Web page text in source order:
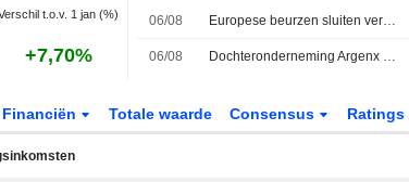
t.o.v. 1 jan (%)
+7,70%
06/08 Europese beurzen sluiten verdeeld, beleggers volgen onderhandelingen over Iran-deal
06/08 Dochteronderneming Argenx brengt overnamebod uit op Forte Biosciences
Financiën Totale waarde Consensus Ratings